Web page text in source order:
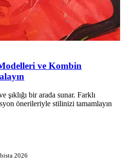
ve Kombin
şıklığı bir arada sunar. Farklı
önerileriyle stilinizi tamamlayın
2026